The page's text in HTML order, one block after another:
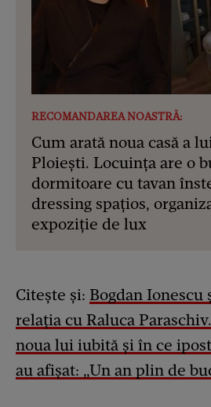
RECOMANDAREA NOASTRĂ:
Cum arată noua casă a
Ploiești. Locuința are o
dormitoare cu tavan
dressing spațios,
expoziție de lux
Citește și: Bogdan
relația cu Raluca
noua lui iubită și în ce
au afișat: „Un an plin de